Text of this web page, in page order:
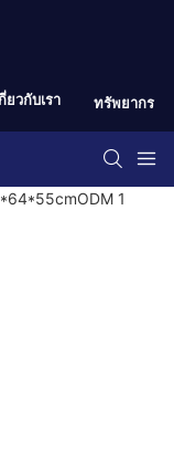
ยวกับเรา ทรัพยากร